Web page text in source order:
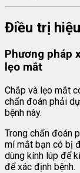
Điều trị
Phương pháp
lẹo mắt
Chắp và lẹo mắt
chẩn đoán phải
bệnh này.
Trong chẩn đoán
mí mắt bạn có bị
dùng kính lúp để
để xác định bệnh.